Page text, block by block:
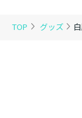
TOP グッズ